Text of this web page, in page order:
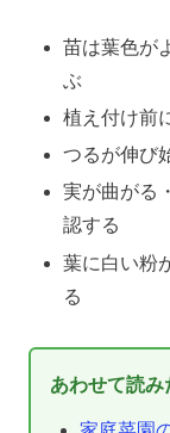
苗は葉色が
ぶ
植え付け前
つるが伸び
実が曲がる
認する
葉に白い粉
る
あわせて読み